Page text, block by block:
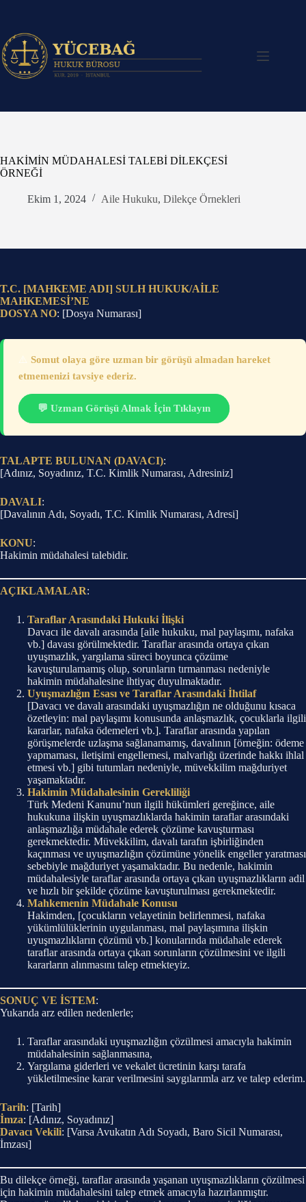
HAKİMİN MÜDAHALESİ TALEBİ DİLEKÇESİ
ÖRNEĞİ
Ekim 1, 2024 Aile Hukuku, Dilekçe Örnekleri
T.C. [MAHKEME ADI] SULH HUKUK/AİLE
MAHKEMESİ’NE
DOSYA NO: [Dosya Numarası]
Somut olaya göre uzman bir görüşü almadan hareket
etmemenizi tavsiye ederiz.
💬 Uzman Görüşü Almak İçin Tıklayın
TALAPTE BULUNAN (DAVACI):
[Adınız, Soyadınız, T.C. Kimlik Numarası, Adresiniz]
DAVALI:
[Davalının Adı, Soyadı, T.C. Kimlik Numarası, Adresi]
KONU:
Hakimin müdahalesi talebidir.
AÇIKLAMALAR:
Taraflar Arasındaki Hukuki İlişki
Davacı ile davalı arasında [aile hukuku, mal paylaşımı, nafaka
vb.] davası görülmektedir. Taraflar arasında ortaya çıkan
uyuşmazlık, yargılama süreci boyunca çözüme
kavuşturulamamış olup, sorunların tırmanması nedeniyle
hakimin müdahalesine ihtiyaç duyulmaktadır.
Uyuşmazlığın Esası ve Taraflar Arasındaki İhtilaf
[Davacı ve davalı arasındaki uyuşmazlığın ne olduğunu kısaca
özetleyin: mal paylaşımı konusunda anlaşmazlık, çocuklarla ilgili
kararlar, nafaka ödemeleri vb.]. Taraflar arasında yapılan
görüşmelerde uzlaşma sağlanamamış, davalının [örneğin: ödeme
yapmaması, iletişimi engellemesi, malvarlığı üzerinde hakkı ihlal
etmesi vb.] gibi tutumları nedeniyle, müvekkilim mağduriyet
yaşamaktadır.
Hakimin Müdahalesinin Gerekliliği
Türk Medeni Kanunu’nun ilgili hükümleri gereğince, aile
hukukuna ilişkin uyuşmazlıklarda hakimin taraflar arasındaki
anlaşmazlığa müdahale ederek çözüme kavuşturması
gerekmektedir. Müvekkilim, davalı tarafın işbirliğinden
kaçınması ve uyuşmazlığın çözümüne yönelik engeller yaratması
sebebiyle mağduriyet yaşamaktadır. Bu nedenle, hakimin
müdahalesiyle taraflar arasında ortaya çıkan uyuşmazlıkların adil
ve hızlı bir şekilde çözüme kavuşturulması gerekmektedir.
Mahkemenin Müdahale Konusu
Hakimden, [çocukların velayetinin belirlenmesi, nafaka
yükümlülüklerinin uygulanması, mal paylaşımına ilişkin
uyuşmazlıkların çözümü vb.] konularında müdahale ederek
taraflar arasında ortaya çıkan sorunların çözülmesini ve ilgili
kararların alınmasını talep etmekteyiz.
SONUÇ VE İSTEM:
Yukarıda arz edilen nedenlerle;
Taraflar arasındaki uyuşmazlığın çözülmesi amacıyla hakimin
müdahalesinin sağlanmasına,
Yargılama giderleri ve vekalet ücretinin karşı tarafa
yükletilmesine karar verilmesini saygılarımla arz ve talep ederim.
Tarih: [Tarih]
İmza: [Adınız, Soyadınız]
Davacı Vekili: [Varsa Avukatın Adı Soyadı, Baro Sicil Numarası,
İmzası]
Bu dilekçe örneği, taraflar arasında yaşanan uyuşmazlıkların çözülmesi
için hakimin müdahalesini talep etmek amacıyla hazırlanmıştır.